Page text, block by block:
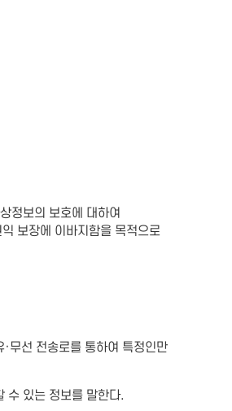
정보의 보호에 대하여
보장에 이바지함을 목적으로
무선 전송로를 통하여 특정인만
수 있는 정보를 말한다.